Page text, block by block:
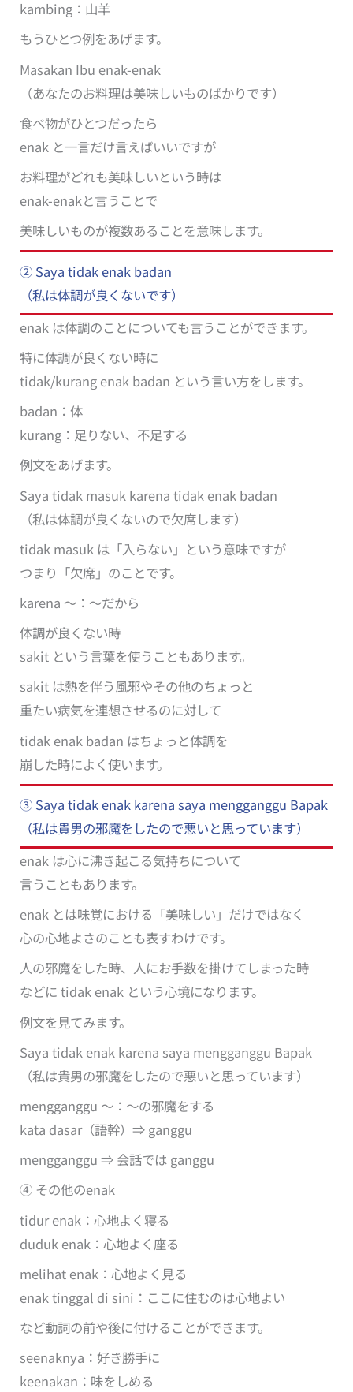
kambing：山羊
もうひとつ例をあげます。
Masakan Ibu enak-enak
（あなたのお料理は美味しいものばかりです）
食べ物がひとつだったら
enak と一言だけ言えばいいですが
お料理がどれも美味しいという時は
enak-enakと言うことで
美味しいものが複数あることを意味します。
② Saya tidak enak badan
（私は体調が良くないです）
enak は体調のことについても言うことができます。
特に体調が良くない時に
tidak/kurang enak badan という言い方をします。
badan：体
kurang：足りない、不足する
例文をあげます。
Saya tidak masuk karena tidak enak badan
（私は体調が良くないので欠席します）
tidak masuk は「入らない」という意味ですが
つまり「欠席」のことです。
karena ～：～だから
体調が良くない時
sakit という言葉を使うこともあります。
sakit は熱を伴う風邪やその他のちょっと
重たい病気を連想させるのに対して
tidak enak badan はちょっと体調を
崩した時によく使います。
③ Saya tidak enak karena saya mengganggu Bapak
（私は貴男の邪魔をしたので悪いと思っています）
enak は心に沸き起こる気持ちについて
言うこともあります。
enak とは味覚における「美味しい」だけではなく
心の心地よさのことも表すわけです。
人の邪魔をした時、人にお手数を掛けてしまった時
などに tidak enak という心境になります。
例文を見てみます。
Saya tidak enak karena saya mengganggu Bapak
（私は貴男の邪魔をしたので悪いと思っています）
mengganggu ～：～の邪魔をする
kata dasar（語幹）⇒ ganggu
mengganggu ⇒ 会話では ganggu
④ その他のenak
tidur enak：心地よく寝る
duduk enak：心地よく座る
melihat enak：心地よく見る
enak tinggal di sini：ここに住むのは心地よい
など動詞の前や後に付けることができます。
seenaknya：好き勝手に
keenakan：味をしめる